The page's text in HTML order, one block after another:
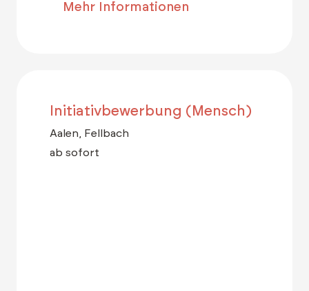
Mehr Informationen
Initiativbewerbung (Mensch)
Aalen, Fellbach
ab sofort